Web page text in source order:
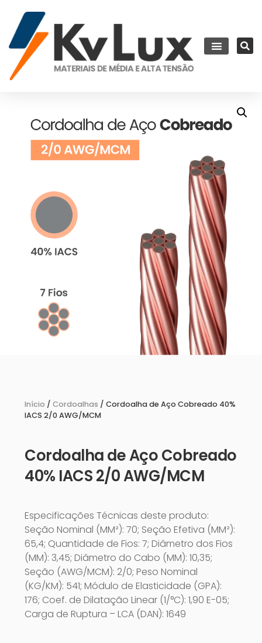
Início / Cordoalhas / Cordoalha de Aço Cobreado 40%
IACS 2/0 AWG/MCM
Cordoalha de Aço Cobreado
40% IACS 2/0 AWG/MCM
Especificações Técnicas deste produto:
Seção Nominal (MM²): 70; Seção Efetiva (MM²):
65,4; Quantidade de Fios: 7; Diâmetro dos Fios
(MM): 3,45; Diâmetro do Cabo (MM): 10,35;
Seção (AWG/MCM): 2/0; Peso Nominal
(KG/KM): 541; Módulo de Elasticidade (GPA):
176; Coef. de Dilatação Linear (1/°C): 1,90 E-05;
Carga de Ruptura – LCA (DAN): 1649